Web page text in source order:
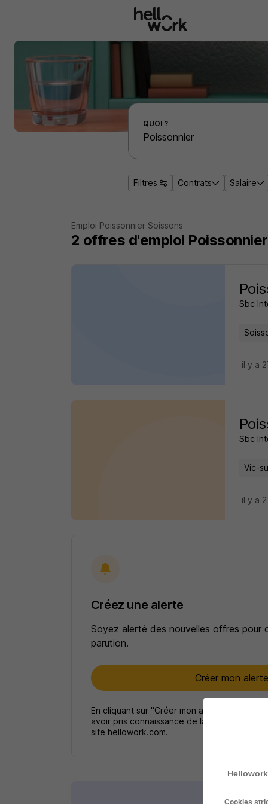
Effectuer une recherche d'emploi par localité
QUOI ?
Filtres Contrats Salaire
Emploi Poissonnier Soissons
2 offres d'emploi
Sbc
il y a
Sbc
Vic-
il y a
Créez une alerte
Soyez alerté des nouvelles offres pour
parution.
Créer mon alerte
En cliquant sur "Créer mon alerte", vous
avoir pris connaissance de la
site hellowork.com.
Cookies